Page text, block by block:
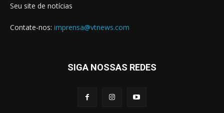
Seu site de notícias
Contate-nos: imprensa@vtnews.com
SIGA NOSSAS REDES